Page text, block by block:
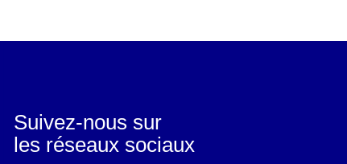
Suivez-nous sur
les réseaux sociaux